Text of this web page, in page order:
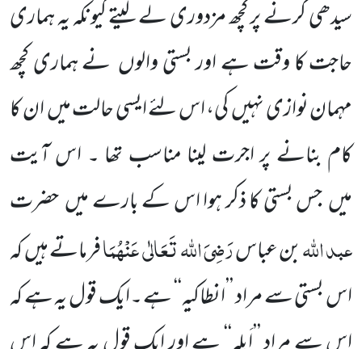
سیدھی کرنے پر کچھ مزدوری لے لیتے کیونکہ یہ ہماری
حاجت کاوقت ہے اور بستی والوں نے ہماری کچھ
مہمان نوازی نہیںکی، اس لئے ایسی حالت میںان کا
کام بنانے پر اجرت لینا مناسبتھا ۔ اس آیت
میںجس بستی کا ذکر ہوا اس کے بارے میںحضرت
عبد اللہبن عباسرَضِیَ اللہتَعَالٰیعَنْہُمَافرماتے ہیںکہ
اس بستی سے مراد ’’انطاکیہ‘‘ ہے ۔ایک قول یہ ہے کہ